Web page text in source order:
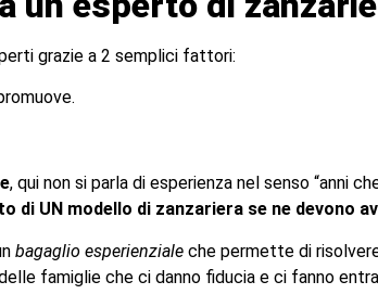
grazie a 2 semplici fattori:
, qui non si parla di esperienza nel senso “anni
di UN modello di zanzariera se ne devono
bagaglio esperienziale che permette di
famiglie che ci danno fiducia e ci fanno